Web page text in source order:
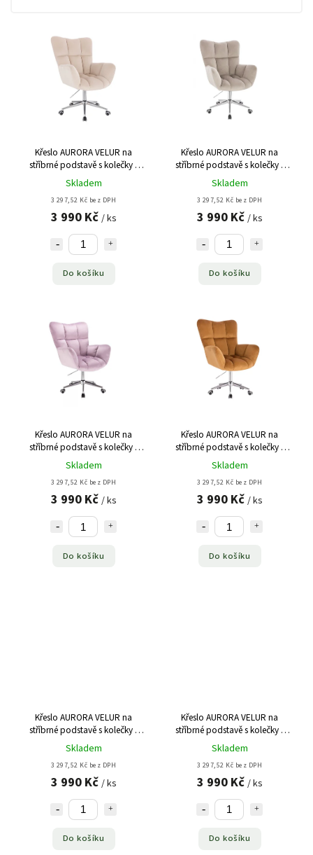
Křeslo AURORA VELUR na
stříbrné podstavě s kolečky -
krémové
Skladem
3 297,52 Kč bez DPH
3 990 Kč / ks
Do košíku
Křeslo AURORA VELUR na
stříbrné podstavě s kolečky -
latte
Skladem
3 297,52 Kč bez DPH
3 990 Kč / ks
Do košíku
Křeslo AURORA VELUR na
stříbrné podstavě s kolečky -
levandule
Skladem
3 297,52 Kč bez DPH
3 990 Kč / ks
Do košíku
Křeslo AURORA VELUR na
stříbrné podstavě s kolečky -
medové
Skladem
3 297,52 Kč bez DPH
3 990 Kč / ks
Do košíku
Křeslo AURORA VELUR na
stříbrné podstavě s kolečky -
modré
Skladem
3 297,52 Kč bez DPH
3 990 Kč / ks
Do košíku
Křeslo AURORA VELUR na
stříbrné podstavě s kolečky -
světle růžové
Skladem
3 297,52 Kč bez DPH
3 990 Kč / ks
Do košíku